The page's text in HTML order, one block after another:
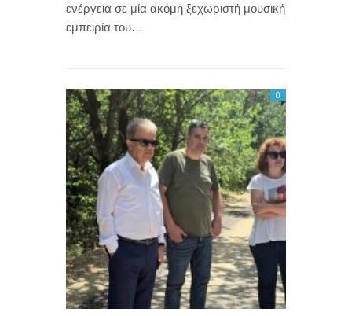
ενέργεια σε μία ακόμη ξεχωριστή μουσική
εμπειρία του…
0